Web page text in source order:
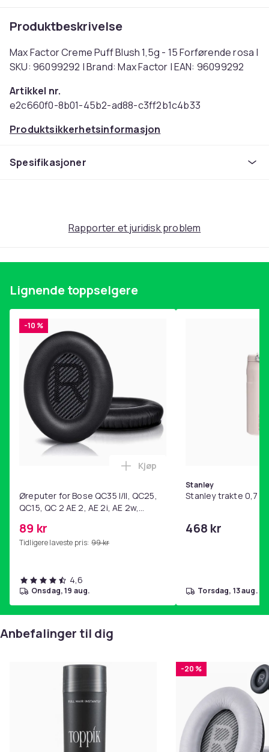
Produktbeskrivelse
Max Factor Creme Puff Blush 1,5g - 15 Forførende rosa |
SKU: 96099292 | Brand: Max Factor | EAN: 96099292
Artikkel nr.
e2c660f0-8b01-45b2-ad88-c3ff2b1c4b33
Produktsikkerhetsinformasjon
Spesifikasjoner
Rapporter et juridisk problem
Lignende toppselgere
-10 %
Øreputer for Bose QC35 I/II, QC25,
QC15, QC 2 AE 2, AE 2i, AE 2w,
89 kr
Tidligere laveste pris: 99 kr
Legg Øreputer for Bose QC35
Kjøp
4,6
onsdag, 19 aug.
Stanley
Stanley trakte 0,7 l,
468 kr
torsdag, 13 aug.
Anbefalinger til dig
-20 %